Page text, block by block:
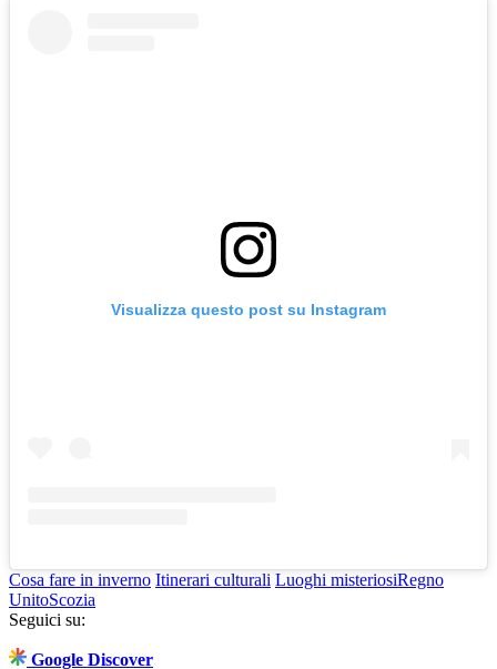
Visualizza questo post su Instagram
Cosa fare in inverno Itinerari culturali Luoghi misteriosiRegno
UnitoScozia
Seguici su:
Google Discover